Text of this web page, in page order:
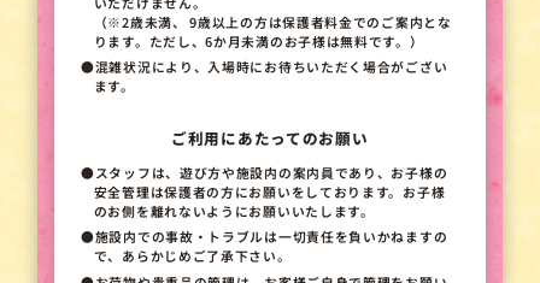
（※2歳未満、 9歳以上の方は保護者料金でのご案内とな
ります。ただし、6か月未満のお子様は無料です。）
●混雑状況により、入場時にお待ちいただく場合がござい
ます。
ご利用にあたってのお願い
●スタッフは、遊び方や施設内の案内員であり、お子様の
安全管理は保護者の方にお願いをしております。お子様
のお側を離れないようにお願いいたします。
●施設内での事故・トラブルは一切責任を負いかねますの
で、あらかじめご了承下さい。